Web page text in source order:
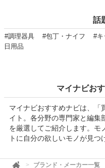
話
#調理器具 #包丁・ナイフ #キ
日用品
マイナビお
マイナビおすすめナビは、「
イト。各分野の専門家と編集
を厳選してご紹介します。モ
トに自分の欲しいモノが見つ
ブランド・メーカー一覧